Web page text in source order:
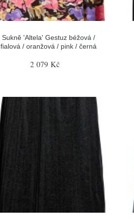
Sukně 'Altela' Gestuz béžová /
fialová / oranžová / pink / černá
2 079 Kč